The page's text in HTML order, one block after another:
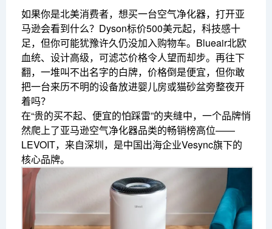
如果你是北美消费者，想买一台空气净化器，打开亚
马逊会看到什么？Dyson标价500美元起，科技感十
足，但你可能犹豫许久仍没加入购物车。Blueair北欧
血统、设计高级，可滤芯价格令人望而却步。再往下
翻，一堆叫不出名字的白牌，价格倒是便宜，但你敢
把一台来历不明的设备放进婴儿房或猫砂盆旁整夜开
着吗？
在“贵的买不起、便宜的怕踩雷”的夹缝中，一个品牌悄
然爬上了亚马逊空气净化器品类的畅销榜高位——
LEVOIT，来自深圳，是中国出海企业Vesync旗下的
核心品牌。